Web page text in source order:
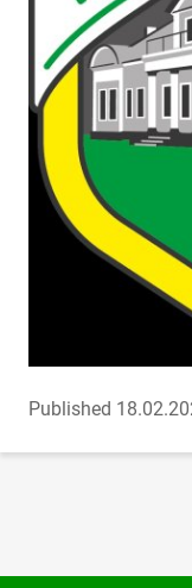
Published